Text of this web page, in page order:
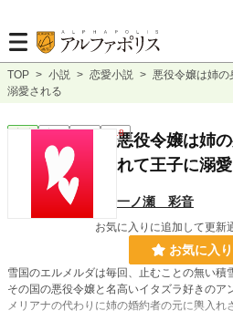
TOP > 小説 > 恋愛小説 > 悪役令嬢は姉の
溺愛される
恋愛 完結 長編 R18悪役令嬢は姉
れて王子に溺
一ノ瀬 彩音
お気に入りに追加して更新
お気に入
雪国のエルメルダは毎回、止むことの無い積
その国の悪役令嬢と名高いイタズラ好きのア
メリアナの代わりに姉の婚約者の元に輿入れ